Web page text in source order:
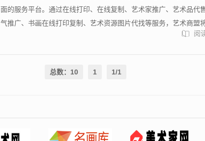
面的服务平台。通过在线打印、在线复制、艺术家推广、艺术品代
气推广、书画在线打印复制、艺术资源图片代找等服务，艺术商盟
阅
总数：10 1 1/1